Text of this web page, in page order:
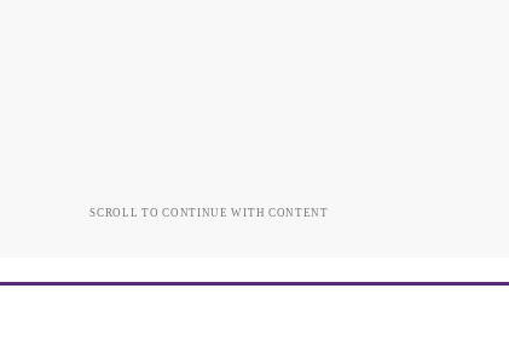
SCROLL TO CONTINUE WITH CONTENT